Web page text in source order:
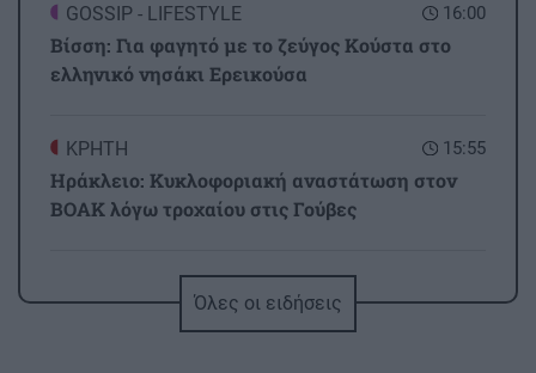
16:00
GOSSIP - LIFESTYLE
Βίσση: Για φαγητό με το ζεύγος Κούστα στο
ελληνικό νησάκι Ερεικούσα
15:55
ΚΡΗΤΗ
Ηράκλειο: Κυκλοφοριακή αναστάτωση στον
ΒΟΑΚ λόγω τροχαίου στις Γούβες
Σύκο: Το φρούτο με τα μυστικά που ίσως να
Όλες οι ειδήσεις